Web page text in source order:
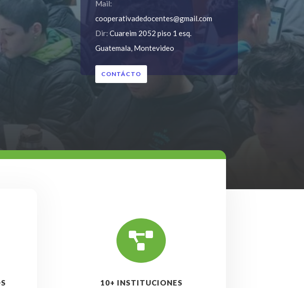
Mail:
cooperativadedocentes@gmail.com
Dir: Cuareim 2052 piso 1 esq.
Guatemala, Montevideo
CONTÁCTO

10+ INSTITUCIONES